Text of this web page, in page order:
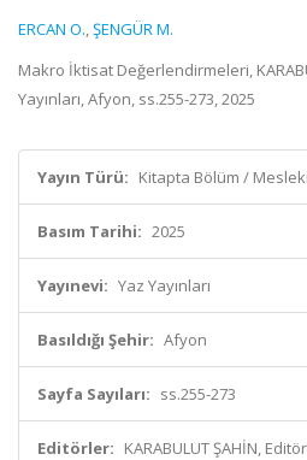
ERCAN O.,ŞENGÜR M.
Makro İktisat Değerlendirmeleri,
Yayınları, Afyon, ss.255-273, 2025
Yayın Türü: Kitapta Bölüm /
Basım Tarihi: 2025
Yayınevi: Yaz Yayınları
Basıldığı Şehir: Afyon
Sayfa Sayıları: ss.255-273
Editörler: KARABULUT ŞAHİN, Editör